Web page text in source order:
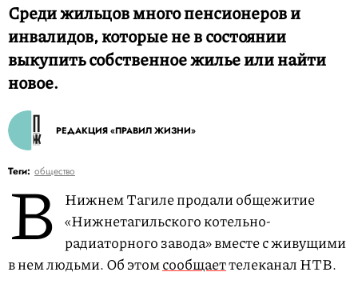
Среди жильцов много пенсионеров и
инвалидов, которые не в состоянии
выкупить собственное жилье или найти
новое.
РЕДАКЦИЯ «ПРАВИЛ ЖИЗНИ»
Теги: общество
В
Нижнем Тагиле продали общежитие
«Нижнетагильского котельно-
радиаторного завода» вместе с живущими
в нем людьми. Об этомсообщаеттелеканал НТВ.